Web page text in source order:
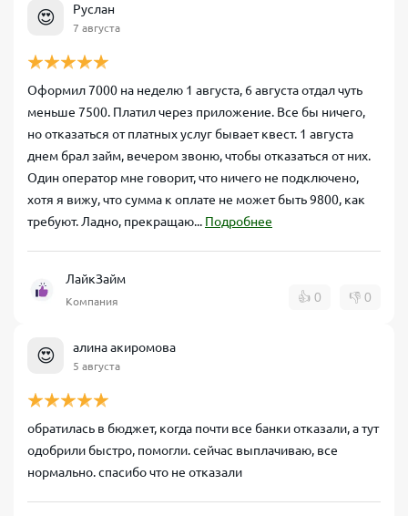
😍 Руслан
7 августа
Оформил 7000 на неделю 1 августа, 6 августа отдал чуть
меньше 7500. Платил через приложение. Все бы ничего,
но отказаться от платных услуг бывает квест. 1 августа
днем брал займ, вечером звоню, чтобы отказаться от них.
Один оператор мне говорит, что ничего не подключено,
хотя я вижу, что сумма к оплате не может быть 9800, как
требуют. Ладно, прекращаю... Подробнее
ЛайкЗайм
Компания 👍 0 👎 0
😍 алина акиромова
5 августа
обратилась в бюджет, когда почти все банки отказали, а тут
одобрили быстро, помогли. сейчас выплачиваю, все
нормально. спасибо что не отказали